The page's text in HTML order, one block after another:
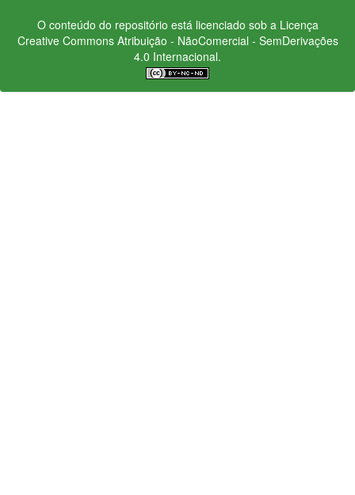
O conteúdo do repositório está licenciado sob a Licença
Creative CommonsAtribuição - NãoComercial - SemDerivações
4.0 Internacional.